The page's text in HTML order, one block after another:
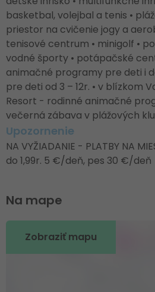
basketbal, volejbal a tenis •
priestor na cvičenie jogy a
tenisové centrum • minigolf •
vodné športy • potápačské
animačné programy pre deti i
pre deti od 3 – 12r. • v blízkom
Resort - rodinné animačné
večerná zábava v plážových
Upozornenie
NA VYŽIADANIE - PLATBY NA
do 1,99r. 5 €/deň, pes 30 €/deň
Na mape
Zobraziť mapu